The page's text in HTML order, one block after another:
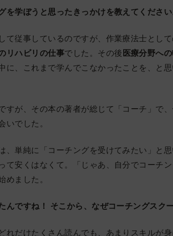
学ぼうと思ったきっかけを教えてください
て従事しているのですが、作業療法士とし
リハビリの仕事でした。その後 医療分野へ
に、これまで学んでこなかったことを、と
すが、その本の著者が総じて「コーチ」で
いでした。
、単純に「コーチングを受けてみたい」と
て安くはなくて。「じゃあ、自分でコーチ
めました。
ですね！ そこから、なぜコーチングスク
れだけたくさん読んでも、あまりスキルが